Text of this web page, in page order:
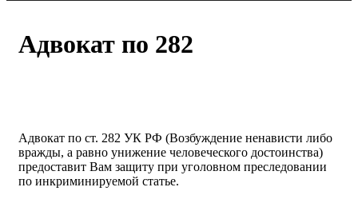
Адвокат по 282
Адвокат по ст. 282 УК РФ (Возбуждение ненависти либо
вражды, а равно унижение человеческого достоинства)
предоставит Вам защиту при уголовном преследовании
по инкриминируемой статье.